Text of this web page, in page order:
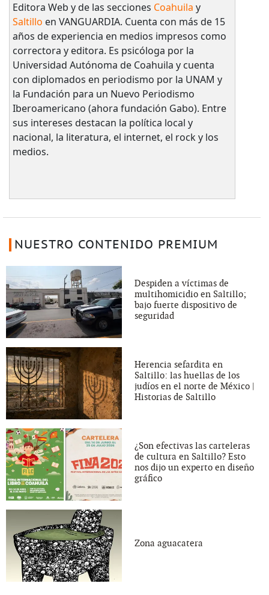
Editora Web y de las secciones Coahuila y
Saltillo en VANGUARDIA. Cuenta con más de 15
años de experiencia en medios impresos como
correctora y editora. Es psicóloga por la
Universidad Autónoma de Coahuila y cuenta
con diplomados en periodismo por la UNAM y
la Fundación para un Nuevo Periodismo
Iberoamericano (ahora fundación Gabo). Entre
sus intereses destacan la política local y
nacional, la literatura, el internet, el rock y los
medios.
NUESTRO CONTENIDO PREMIUM
Despiden a víctimas de
multihomicidio en Saltillo;
bajo fuerte dispositivo de
seguridad
Herencia sefardita en
Saltillo: las huellas de los
judíos en el norte de México |
Historias de Saltillo
¿Son efectivas las carteleras
de cultura en Saltillo? Esto
nos dijo un experto en diseño
gráfico
Zona aguacatera